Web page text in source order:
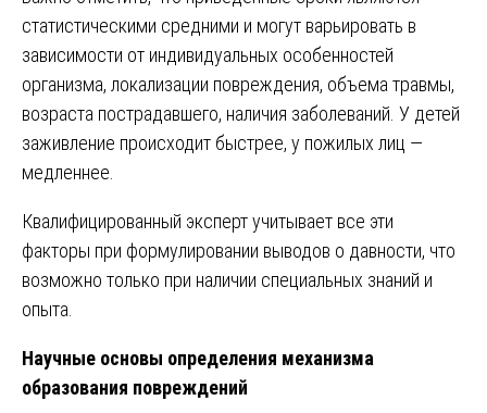
статистическими средними и могут варьировать в
зависимости от индивидуальных особенностей
организма, локализации повреждения, объема травмы,
возраста пострадавшего, наличия заболеваний. У детей
заживление происходит быстрее, у пожилых лиц —
медленнее.
Квалифицированный эксперт учитывает все эти
факторы при формулировании выводов о давности, что
возможно только при наличии специальных знаний и
опыта.
Научные основы определения механизма
образования повреждений